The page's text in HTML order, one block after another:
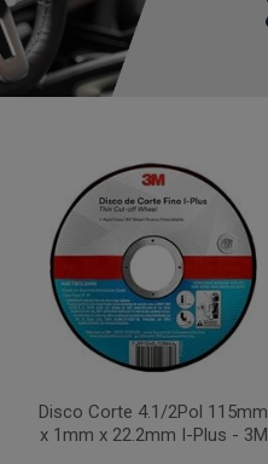
Disco Corte 4.1/2Pol 115mm
x 1mm x 22.2mm I-Plus - 3M